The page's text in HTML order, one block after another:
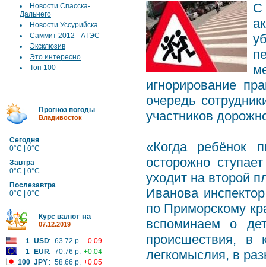
Новости Спасска-
Дальнего
Новости Уссурийска
Саммит 2012 - АТЭС
Эксклюзив
Это интересно
Топ 100
Прогноз погоды
Владивосток
Сегодня
0°C | 0°C
Завтра
0°C | 0°C
Послезавтра
0°C | 0°C
Курс валют на
07.12.2019
1 USD: 63.72 р. -0.09
1
EUR: 70.76 р. +0.04
100 JPY : 58.66 р. +0.05
С
игнорирование
очередь
участников
«Когда ребёнок
осторожно
уходит на второй
Иванова
по Приморскому
вспоминаем о
происшествия, в
легкомыслия, в